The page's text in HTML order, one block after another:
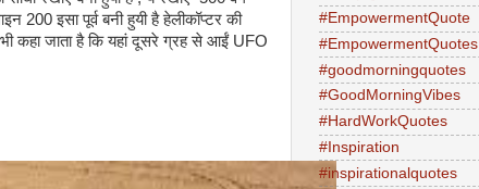
200 इसा पूर्व बनी हुयी है हेलीकॉप्टर की
कहा जाता है कि यहां दूसरे ग्रह से आईं UFO
#EmpowermentQuote
#EmpowermentQuotes
#goodmorningquotes
#GoodMorningVibes
#HardWorkQuotes
#Inspiration
#inspirationalquotes